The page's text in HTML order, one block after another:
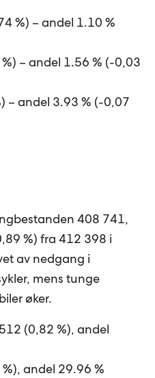
%) – andel 1.10 %
– andel 1.56 % (-0,03
– andel 3.93 % (-0,07
408 741,
%) fra 412 398 i
av nedgang i
mens tunge
øker.
(0,82 %), andel
andel 29.96 %